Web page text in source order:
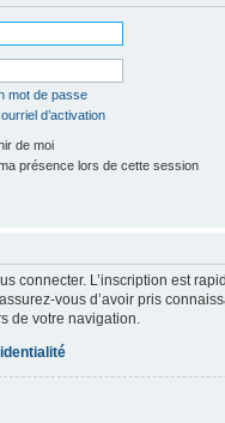
mot de passe
d’activation
de moi
présence lors de cette session
connecter. L’inscription est
vous d’avoir pris
de votre navigation.